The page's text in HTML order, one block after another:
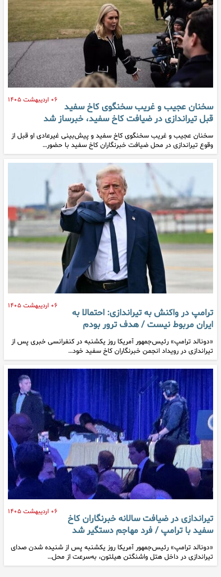
۰۶ اردیبهشت ۱۴۰۵
سخنان عجیب و غریب سخنگوی کاخ سفید
قبل تیراندازی در ضیافت کاخ سفید، خبرساز شد
سخنان عجیب و غریب سخنگوی کاخ سفید و پیش‌بینی غیرعادی او قبل از
وقوع تیراندازی در محل ضیافت خبرنگاران کاخ سفید با حضور…
۰۶ اردیبهشت ۱۴۰۵
ترامپ در واکنش به تیراندازی: احتمالا به
ایران مربوط نیست / هدف ترور بودم
«دونالد ترامپ» رئیس‌جمهور آمریکا روز یکشنبه در کنفرانسی خبری پس از
تیراندازی در رویداد انجمن خبرنگاران کاخ سفید خود…
۰۶ اردیبهشت ۱۴۰۵
تیراندازی در ضیافت سالانه خبرنگاران کاخ
سفید با ترامپ / فرد مهاجم دستگیر شد
«دونالد ترامپ» رئیس‌جمهور آمریکا روز یکشنبه پس از شنیده شدن صدای
تیراندازی در داخل هتل واشنگتن هیلتون، به‌سرعت از محل…